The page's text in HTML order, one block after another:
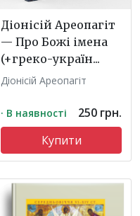
Діонісій Ареопагіт
— Про Божі імена
(+греко-україн...
Діонісій Ареопагіт
· В наявності
250 грн.
Купити